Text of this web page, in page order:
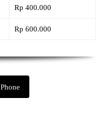
Rp 400.000
Rp 600.000
Phone